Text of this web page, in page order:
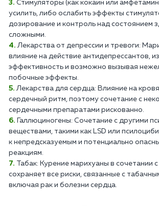
Стимуляторы (как кокаин или
усилить, либо ослабить эффекты
дозирование и контроль над состоянием
сложными.
Лекарства от депрессии и тревоги:
влияние на действие антидепрессантов,
эффективность и возможно вызывая
побочные эффекты.
Лекарства для сердца: Влияние на
сердечный ритм, поэтому сочетание с
сердечными препаратами рискованно.
Галлюциногены: Сочетание с другими
веществами, такими как LSD или
к непредсказуемым и потенциально
реакциям.
Табак: Курение марихуаны в сочетании
сохраняет все риски, связанные с
включая рак и болезни сердца.